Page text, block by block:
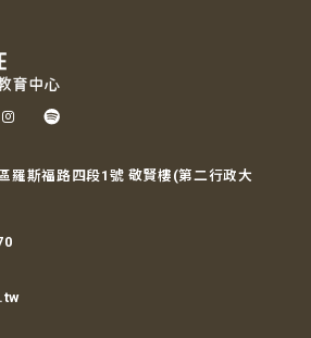
羅斯福路四段1號 敬賢樓(第二行政大